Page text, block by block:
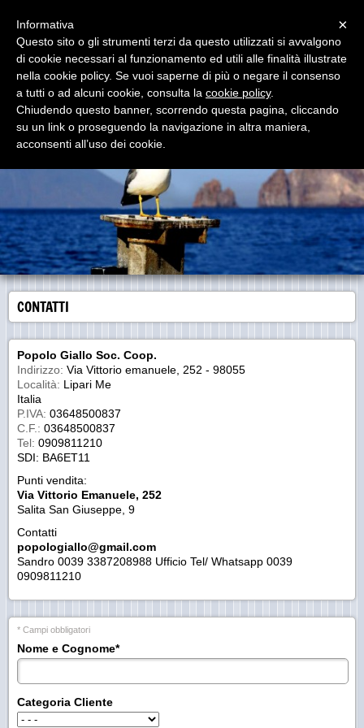
www.popologiallo.it
Imbarcazioni Moderne, Comode e Sicure - Personale
del luogo altamente qualificato
CONTATTI
Popolo Giallo Soc. Coop.
Indirizzo: Via Vittorio emanuele, 252 - 98055
Località: Lipari Me
Italia
P.IVA: 03648500837
C.F.: 03648500837
Tel: 0909811210
SDI: BA6ET11
Punti vendita:
Via Vittorio Emanuele, 252
Salita San Giuseppe, 9
Contatti
popologiallo@gmail.com
Sandro 0039 3387208988 Ufficio Tel/ Whatsapp 0039
0909811210
* Campi obbligatori
Nome e Cognome*
Categoria Cliente
×
Informativa
Questo sito o gli strumenti terzi da questo utilizzati si avvalgono
di cookie necessari al funzionamento ed utili alle finalità illustrate
nella cookie policy. Se vuoi saperne di più o negare il consenso
a tutti o ad alcuni cookie, consulta la cookie policy.
Chiudendo questo banner, scorrendo questa pagina, cliccando
su un link o proseguendo la navigazione in altra maniera,
acconsenti all’uso dei cookie.